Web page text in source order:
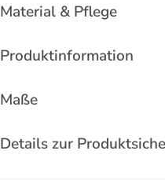
Material & Pflege
Produktinformation
Maße
Details zur